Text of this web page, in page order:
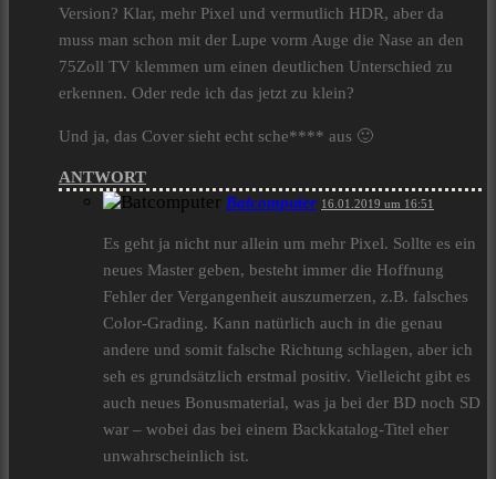
Version? Klar, mehr Pixel und vermutlich HDR, aber da
muss man schon mit der Lupe vorm Auge die Nase an den
75Zoll TV klemmen um einen deutlichen Unterschied zu
erkennen. Oder rede ich das jetzt zu klein?
Und ja, das Cover sieht echt sche**** aus 🙂
ANTWORT
Batcomputer 16.01.2019 um 16:51
Es geht ja nicht nur allein um mehr Pixel. Sollte es ein
neues Master geben, besteht immer die Hoffnung
Fehler der Vergangenheit auszumerzen, z.B. falsches
Color-Grading. Kann natürlich auch in die genau
andere und somit falsche Richtung schlagen, aber ich
seh es grundsätzlich erstmal positiv. Vielleicht gibt es
auch neues Bonusmaterial, was ja bei der BD noch SD
war – wobei das bei einem Backkatalog-Titel eher
unwahrscheinlich ist.